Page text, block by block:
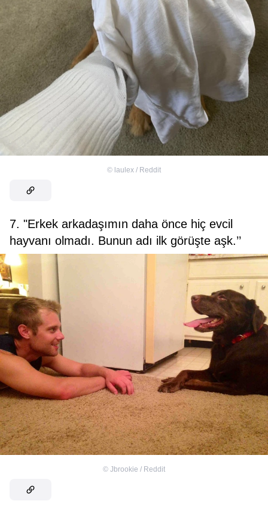
© laulex / Reddit
7. "Erkek arkadaşımın daha önce hiç evcil
hayvanı olmadı. Bunun adı ilk görüşte aşk.’’
© Jbrookie / Reddit